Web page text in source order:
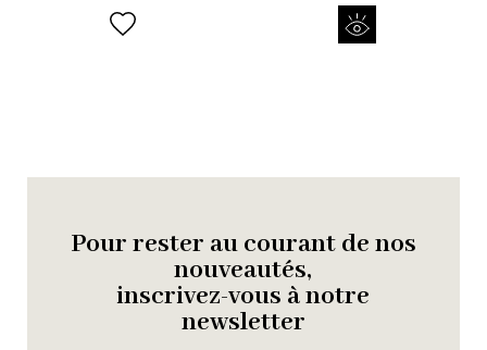
Pour rester au courant de nos
nouveautés,
inscrivez-vous à notre
newsletter